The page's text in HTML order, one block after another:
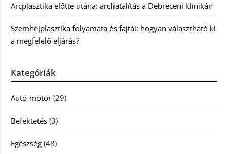
Arcplasztika előtte utána: arcfiatalítás a Debreceni klinikán
Szemhéjplasztika folyamata és fajtái: hogyan választható ki
a megfelelő eljárás?
Kategóriák
Autó-motor (29)
Befektetés (3)
Egészség (48)